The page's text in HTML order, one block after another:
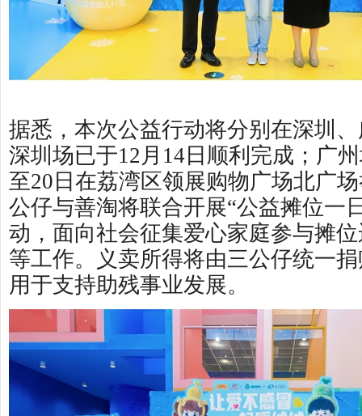
据悉，本次公益行动将分别在深圳
深圳场已于12月14日顺利完成；广
至20日在荔湾区领展购物广场北广
公仔与善淘将联合开展“公益摊位一
动，面向社会征集爱心家庭参与摊
等工作。义卖所得将由三公仔统一
用于支持助残事业发展。